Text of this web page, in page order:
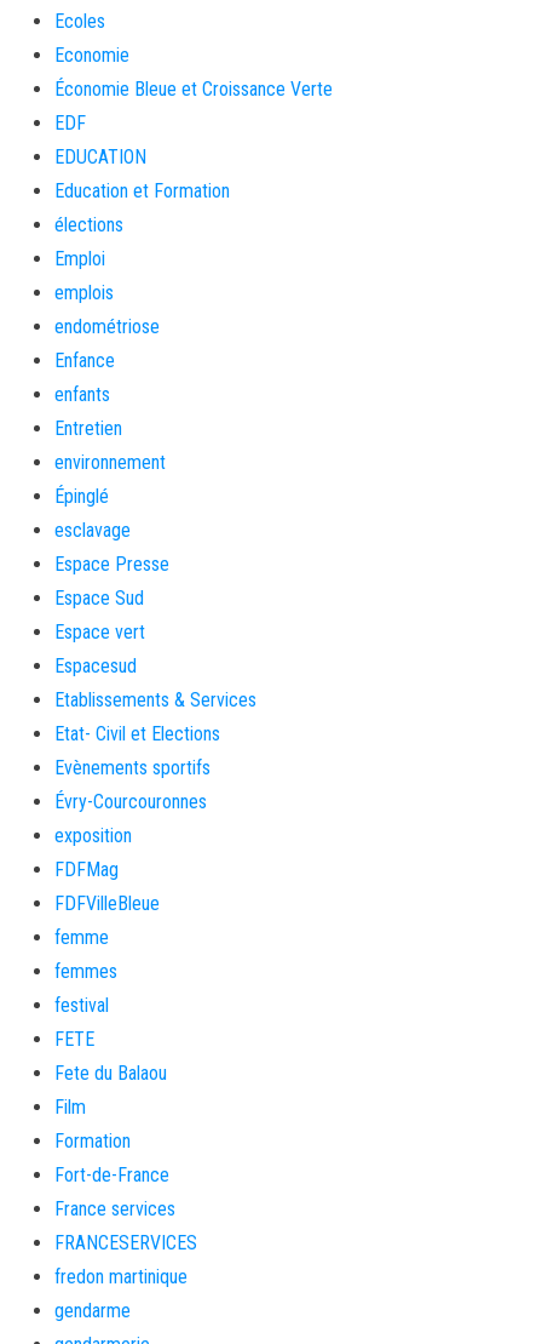
Ecoles
Economie
Économie Bleue et Croissance Verte
EDF
EDUCATION
Education et Formation
élections
Emploi
emplois
endométriose
Enfance
enfants
Entretien
environnement
Épinglé
esclavage
Espace Presse
Espace Sud
Espace vert
Espacesud
Etablissements & Services
Etat- Civil et Elections
Evènements sportifs
Évry-Courcouronnes
exposition
FDFMag
FDFVilleBleue
femme
femmes
festival
FETE
Fete du Balaou
Film
Formation
Fort-de-France
France services
FRANCESERVICES
fredon martinique
gendarme